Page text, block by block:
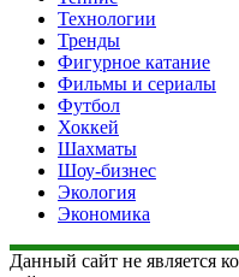
Технологии
Тренды
Фигурное катание
Фильмы и сериалы
Футбол
Хоккей
Шахматы
Шоу-бизнес
Экология
Экономика
Данный сайт не является